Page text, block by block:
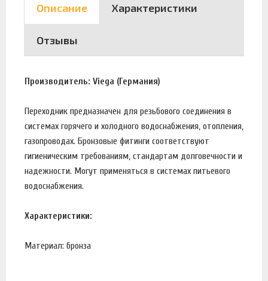
Описание Характеристики
Отзывы
Производитель: Viega (Германия)
Переходник предназначен для резьбового соединения в
системах горячего и холодного водоснабжения, отопления,
газопроводах. Бронзовые фитинги соответствуют
гигиеническим требованиям, стандартам долговечности и
надежности. Могут применяться в системах питьевого
водоснабжения.
Характеристики:
Материал: бронза